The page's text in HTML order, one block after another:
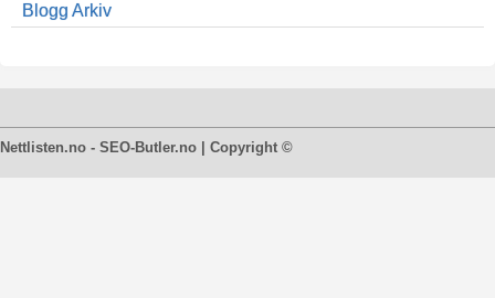
Blogg Arkiv
Nettlisten.no - SEO-Butler.no | Copyright ©